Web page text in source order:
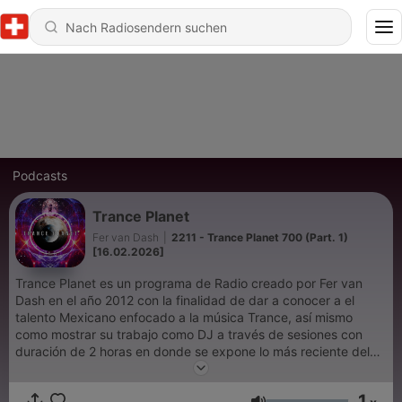
Podcasts
Trance Planet
Fer van Dash
2211 - Trance Planet 700 (Part. 1)
[16.02.2026]
Trance Planet es un programa de Radio creado por Fer van
Dash en el año 2012 con la finalidad de dar a conocer a el
talento Mexicano enfocado a la música Trance, así mismo
como mostrar su trabajo como DJ a través de sesiones con
duración de 2 horas en donde se expone lo más reciente del
genero con las producciones de grandes exponentes